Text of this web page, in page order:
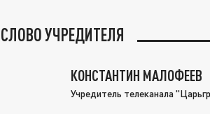
СЛОВО УЧРЕДИТЕЛЯ
КОНСТАНТИН МАЛОФЕЕВ
Учредитель телеканала